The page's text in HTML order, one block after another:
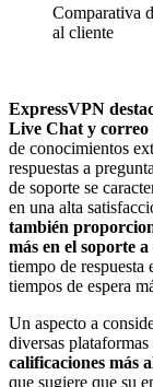
Comparativa
al cliente
ExpressVPN
Live Chat y correo
de conocimientos
respuestas a
de soporte se
en una alta
también
más en el soporte
tiempo de respuesta
tiempos de espera
Un aspecto a
diversas
calificaciones más
que sugiere que su